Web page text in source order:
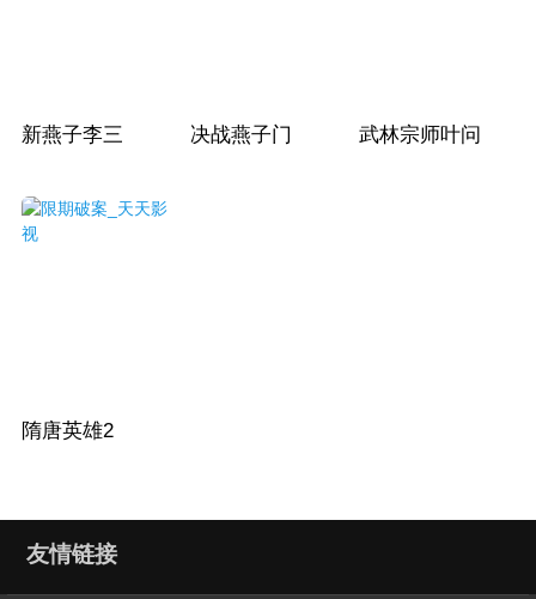
新燕子李三 决战燕子门 武林宗师叶问
隋唐英雄2
友情链接